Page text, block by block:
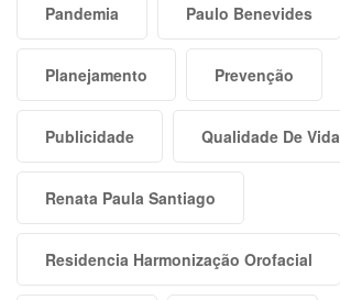
Pandemia Paulo Benevides
Planejamento Prevenção
Publicidade Qualidade De Vida
Renata Paula Santiago
Residencia Harmonização Orofacial